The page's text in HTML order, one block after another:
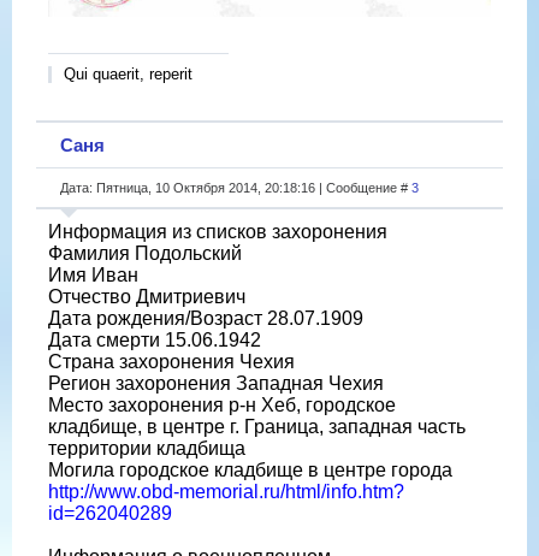
Qui quaerit, reperit
Саня
Дата: Пятница, 10 Октября 2014, 20:18:16 | Сообщение # 3
Информация из списков захоронения
Фамилия Подольский
Имя Иван
Отчество Дмитриевич
Дата рождения/Возраст 28.07.1909
Дата смерти 15.06.1942
Страна захоронения Чехия
Регион захоронения Западная Чехия
Место захоронения р-н Хеб, городское
кладбище, в центре г. Граница, западная часть
территории кладбища
Могила городское кладбище в центре города
http://www.obd-memorial.ru/html/info.htm?
id=262040289